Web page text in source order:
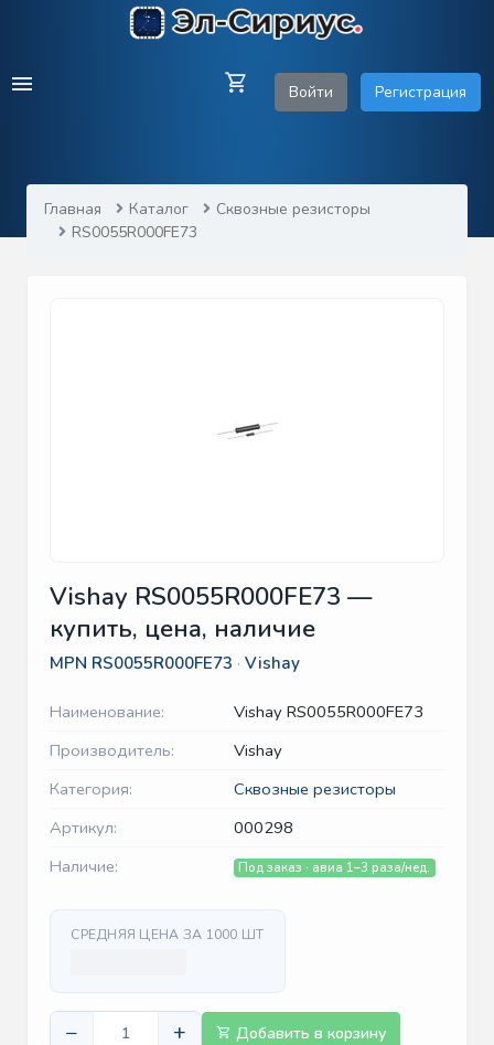
Войти Регистрация
Главная Каталог
Сквозные резисторы
RS0055R000FE73
Vishay RS0055R000FE73 —
купить, цена, наличие
MPN RS0055R000FE73 · Vishay
Наименование:
Vishay RS0055R000FE73
Производитель:
Vishay
Категория:
Сквозные резисторы
Артикул:
000298
Наличие:
Под заказ · авиа 1–3 раза/нед.
СРЕДНЯЯ ЦЕНА ЗА 1000 ШТ
− + Добавить в корзину